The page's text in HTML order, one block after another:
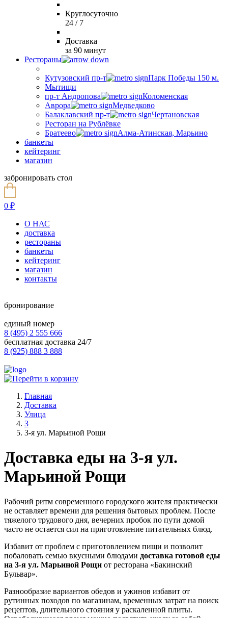
Круглосуточно
24 / 7
Доставка
за 90 минут
Рестораны
Кутузовский пр-т
Парк Победы 150 м.
Мытищи
пр-т Андропова
Коломенская
Аврора
Медведково
Балаклавский пр-т
Чертановская
Ресторан на Рублёвке
Братеево
Алма-Атинская, Марьино
банкеты
кейтеринг
магазин
забронировать стол
0 ₽
О НАС
доставка
рестораны
банкеты
кейтеринг
магазин
контакты
бронирование
единый номер
8 (495) 2 555 666
бесплатная доставка 24/7
8 (925) 888 3 888
Главная
Доставка
Улица
3
3-я ул. Марьиной Рощи
Доставка еды на 3-я ул.
Марьиной Рощи
Рабочий ритм современного городского жителя практически
не оставляет времени для решения бытовых проблем. После
тяжелого трудового дня, вечерних пробок по пути домой
часто не остается сил на приготовление питательных блюд.
Избавит от проблем с приготовлением пищи и позволит
побаловать семью вкусными блюдами доставка готовой еды
на 3-я ул. Марьиной Рощи от ресторана «Бакинский
Бульвар».
Разнообразие вариантов обедов и ужинов избавит от
рутинных походов по магазинам, временных затрат на поиск
рецептов, длительного стояния у раскаленной плиты.